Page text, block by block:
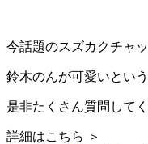
今話題のスズカクチャ
鈴木のんが可愛いとい
是非たくさん質問して
詳細はこちら ＞